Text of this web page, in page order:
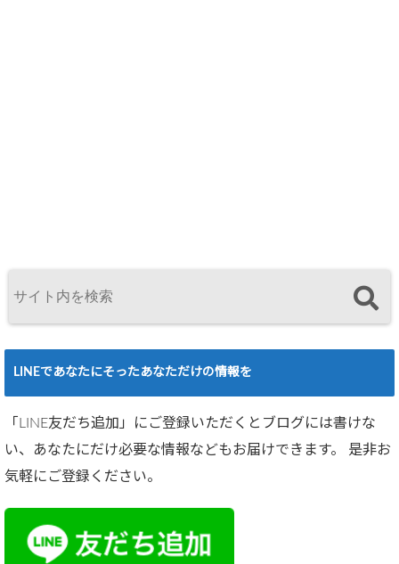
LINEであなたにそったあなただけの情報を
「LINE友だち追加」にご登録いただくとブログには書けな
い、あなたにだけ必要な情報などもお届けできます。 是非お
気軽にご登録ください。